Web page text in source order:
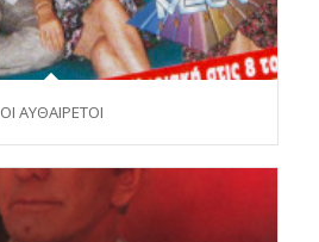
ΟΙ ΑΥΘΑΙΡΕΤΟΙ